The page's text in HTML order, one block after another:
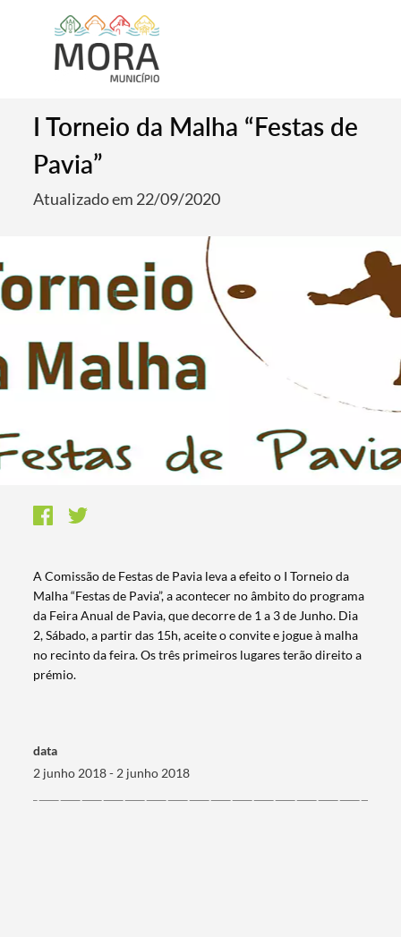
I Torneio da Malha “Festas de
Pavia”
Atualizado em 22/09/2020
A Comissão de Festas de Pavia leva a efeito o I Torneio da
Malha “Festas de Pavia”, a acontecer no âmbito do programa
da Feira Anual de Pavia, que decorre de 1 a 3 de Junho. Dia
2, Sábado, a partir das 15h, aceite o convite e jogue à malha
no recinto da feira. Os três primeiros lugares terão direito a
prémio.
data
2 junho 2018 - 2 junho 2018